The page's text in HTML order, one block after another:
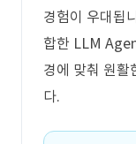
경험이 우대됩
합한 LLM
경에 맞춰 원활
다.